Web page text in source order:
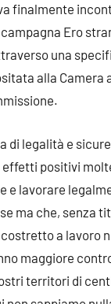
finalmente
Ero
una
alla Camera
di legalità e
effetti positivi
e lavorare
ma che, senza
a lavoro
maggiore
territori di